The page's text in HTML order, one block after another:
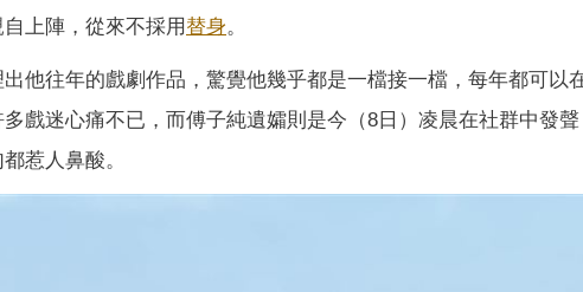
上陣，從來不採用 替身。
他往年的戲劇作品，驚覺他幾乎都是一檔接一檔，每年都可以
戲迷心痛不已，而傅子純遺孀則是今（8日）凌晨在社群中發
惹人鼻酸。